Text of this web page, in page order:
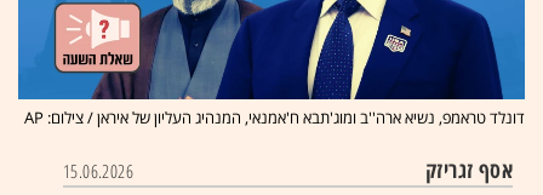
דונלד טראמפ, נשיא ארה''ב ומוג'תבא ח'אמנאי, המנהיג העליון של איראן / צילום: AP
אסף זגריזק 15.06.2026